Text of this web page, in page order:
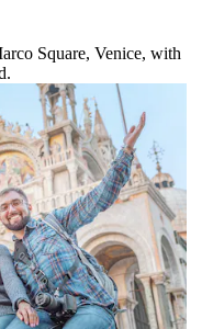
Square, Venice, with